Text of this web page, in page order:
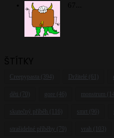
Creepypasta (394) Držitelé (61)
děti (70) gore (46) monstrum
skutečný příběh (116) smrt (96)
strašidelné příběhy (79) vrah (103)